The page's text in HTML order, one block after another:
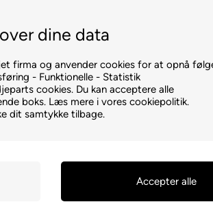
dine data
firma og anvender cookies for at opnå
- Funktionelle - Statistik
cookies. Du kan acceptere alle
boks. Læs mere i vores cookiepolitik.
dit samtykke tilbage.